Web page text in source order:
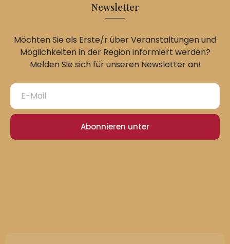
Newsletter
Möchten Sie als Erste/r über Veranstaltungen und
Möglichkeiten in der Region informiert werden?
Melden Sie sich für unseren Newsletter an!
Abonnieren unter